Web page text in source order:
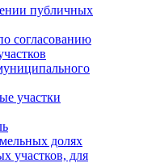
публичных
согласованию
участки
долях
участков, для